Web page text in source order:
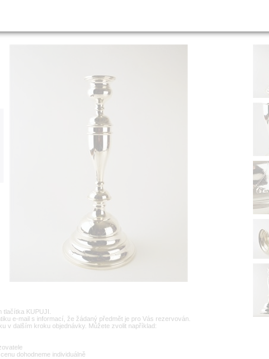
tlačítka KUPUJI.
e-mail s informací, že žádaný předmět je pro Vás rezervován.
v dalším kroku objednávky. Můžete zvolit například:
dohodneme individuálně